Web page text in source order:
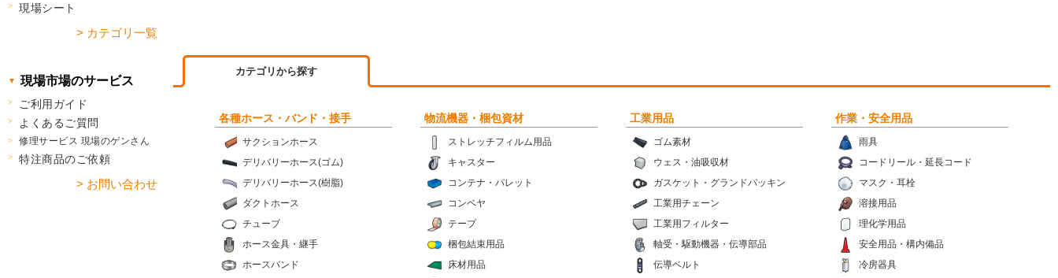
カテゴリから探す
各種ホース・バンド・接手
サクションホース
デリバリーホース(ゴム)
デリバリーホース(樹脂)
ダクトホース
チューブ
ホース金具・継手
ホースバンド
物流機器・梱包資材
ストレッチフィルム用品
キャスター
コンテナ・パレット
コンベヤ
テープ
梱包結束用品
床材用品
工業用品
ゴム素材
ウェス・油吸収材
ガスケット・グランドパッキン
工業用チェーン
工業用フィルター
軸受・駆動機器・伝導部品
伝導ベルト
作業・安全用品
雨具
コードリール・延長コード
マスク・耳栓
溶接用品
理化学用品
安全用品・構内備品
冷房器具
現場シート
> カテゴリ一覧
現場市場のサービス
ご利用ガイド
よくあるご質問
修理サービス 現場のゲンさん
特注商品のご依頼
> お問い合わせ